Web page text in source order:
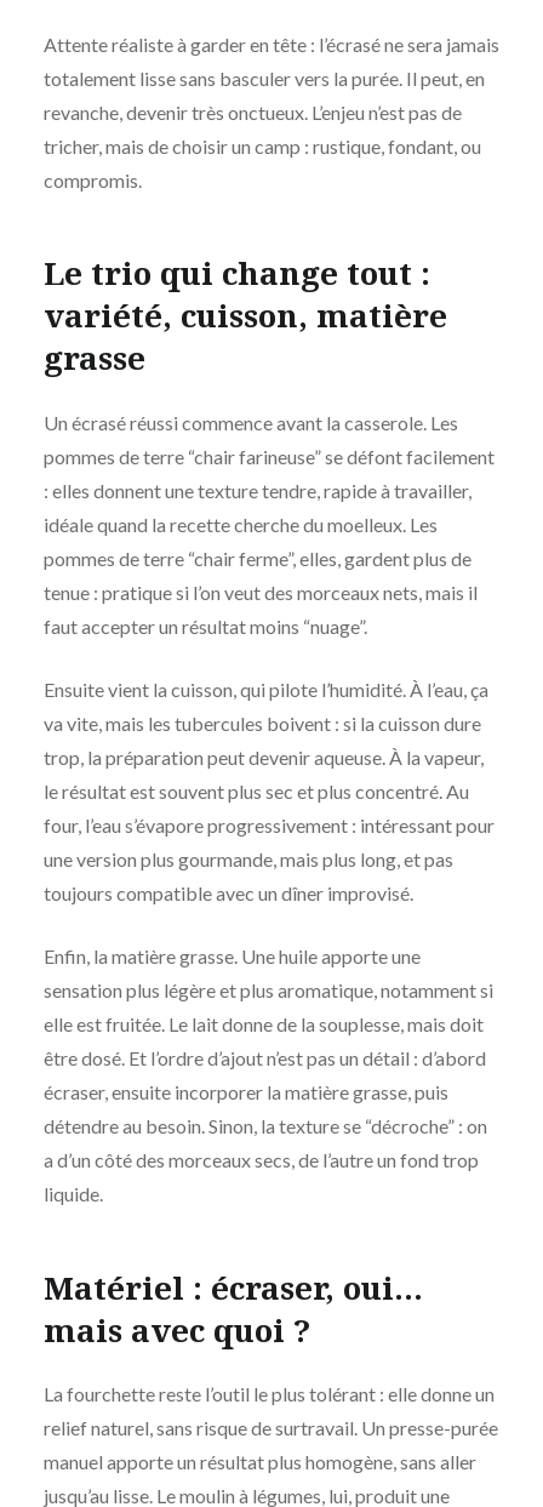
Attente réaliste à garder en tête : l’écrasé ne sera jamais
totalement lisse sans basculer vers la purée. Il peut, en
revanche, devenir très onctueux. L’enjeu n’est pas de
tricher, mais de choisir un camp : rustique, fondant, ou
compromis.
Le trio qui change tout :
variété, cuisson, matière
grasse
Un écrasé réussi commence avant la casserole. Les
pommes de terre “chair farineuse” se défont facilement
: elles donnent une texture tendre, rapide à travailler,
idéale quand la recette cherche du moelleux. Les
pommes de terre “chair ferme”, elles, gardent plus de
tenue : pratique si l’on veut des morceaux nets, mais il
faut accepter un résultat moins “nuage”.
Ensuite vient la cuisson, qui pilote l’humidité. À l’eau, ça
va vite, mais les tubercules boivent : si la cuisson dure
trop, la préparation peut devenir aqueuse. À la vapeur,
le résultat est souvent plus sec et plus concentré. Au
four, l’eau s’évapore progressivement : intéressant pour
une version plus gourmande, mais plus long, et pas
toujours compatible avec un dîner improvisé.
Enfin, la matière grasse. Une huile apporte une
sensation plus légère et plus aromatique, notamment si
elle est fruitée. Le lait donne de la souplesse, mais doit
être dosé. Et l’ordre d’ajout n’est pas un détail : d’abord
écraser, ensuite incorporer la matière grasse, puis
détendre au besoin. Sinon, la texture se “décroche” : on
a d’un côté des morceaux secs, de l’autre un fond trop
liquide.
Matériel : écraser, oui…
mais avec quoi ?
La fourchette reste l’outil le plus tolérant : elle donne un
relief naturel, sans risque de surtravail. Un presse-purée
manuel apporte un résultat plus homogène, sans aller
jusqu’au lisse. Le moulin à légumes, lui, produit une